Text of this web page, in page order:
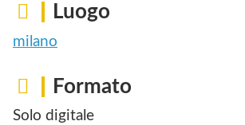
Luogo
milano
Formato
Solo digitale